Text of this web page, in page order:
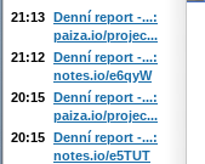
21:13 Denní report -...:
paiza.io/projec...
21:12 Denní report -...:
notes.io/e6qyW
20:15 Denní report -...:
paiza.io/projec...
20:15 Denní report -...:
notes.io/e5TUT